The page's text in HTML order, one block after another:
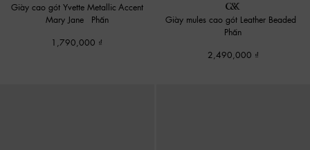
Giày cao gót Yvette Metallic-Accent
Mary Jane
Phấn
1,790,000
Giày mules cao gót Leather Beaded
Phấn
2,490,000